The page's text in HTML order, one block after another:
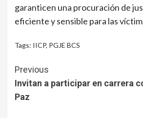
garanticen una procuración de
eficiente y sensible para las
Tags: IICP, PGJE BCS
Continue
Reading
Previous
Invitan a participar en carrera
Paz